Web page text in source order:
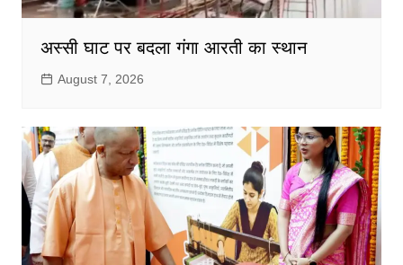
अस्सी घाट पर बदला गंगा आरती का स्थान
August 7, 2026